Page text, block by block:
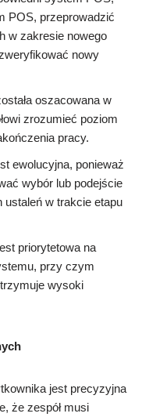
POS, przeprowadzić
w zakresie nowego
nowy
oszacowana w
zrozumieć poziom
pracy.
ewolucyjna, ponieważ
wybór lub podejście
ustaleń w trakcie etapu
priorytetowa na
przy czym
wysoki
jest precyzyjna
że zespół musi